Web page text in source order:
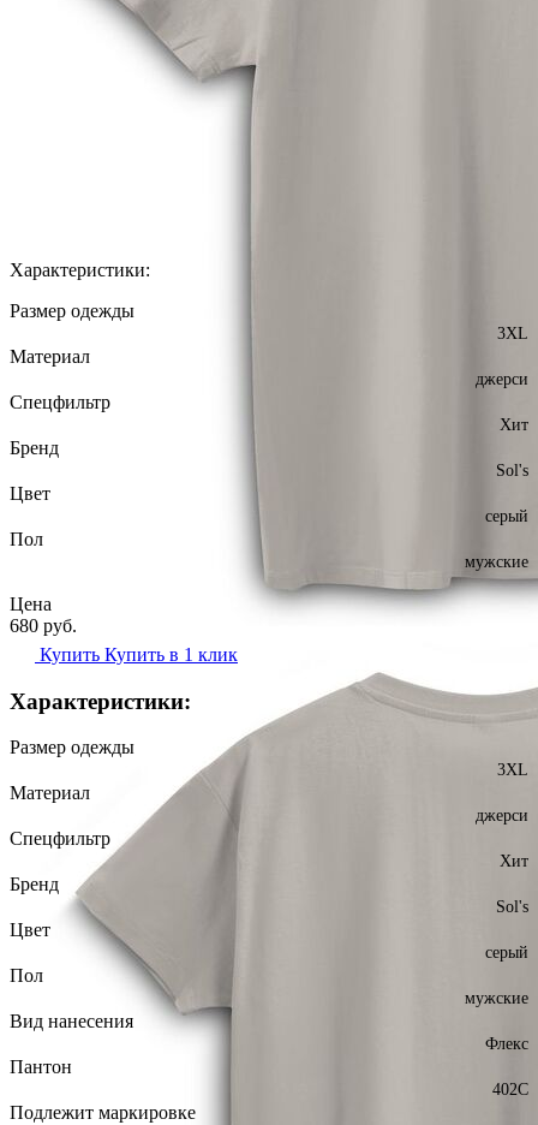
Характеристики:
Размер одежды
3XL
Материал
джерси
Спецфильтр
Хит
Бренд
Sol's
Цвет
серый
Пол
мужские
Цена
680 руб.
Купить Купить в 1 клик
Характеристики:
Размер одежды
3XL
Материал
джерси
Спецфильтр
Хит
Бренд
Sol's
Цвет
серый
Пол
мужские
Вид нанесения
Флекс
Пантон
402C
Подлежит маркировке